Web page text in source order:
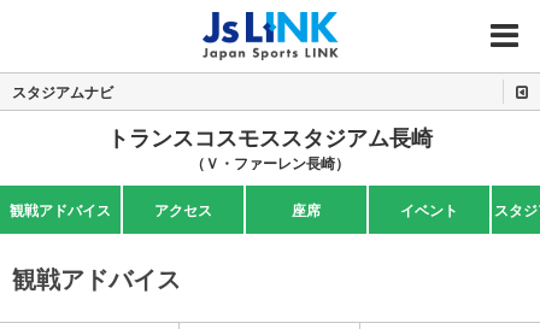
MENU
スタジアムナビ
トランスコスモススタジアム長崎
（Ｖ・ファーレン長崎）
観戦アドバイス アクセス 座席 イベント スタ
観戦アドバイス